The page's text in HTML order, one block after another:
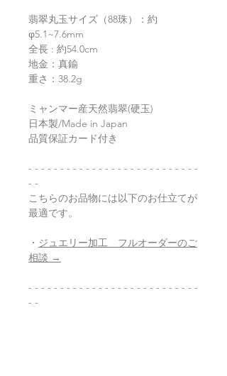
翡翠丸玉サイズ（88珠）：約
φ5.1~7.6mm
全長 : 約54.0cm
地金：真鍮
重さ：38.2g
ミャンマー産天然翡翠(硬玉)
日本製/Made in Japan
品質保証カード付き
- - - - - - - - - - - - - - - - - - - - - - - - - - -
- -
こちらのお品物には以下のお仕立てが
最適です。
・ ジュエリー加工 フルオーダーのご
相談 →
- - - - - - - - - - - - - - - - - - - - - - - - - - -
- -